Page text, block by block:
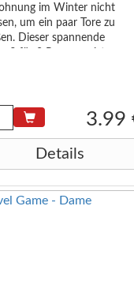
im Winter nicht
um ein paar Tore zu
Dieser spannende
3.99
Details